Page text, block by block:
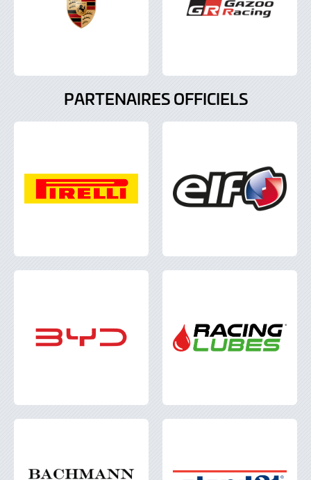
PARTENAIRES OFFICIELS